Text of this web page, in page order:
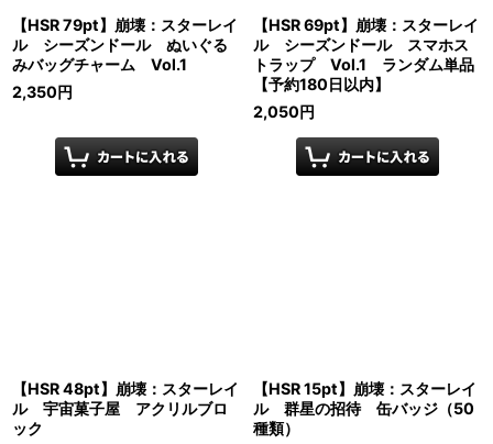
【HSR 79pt】崩壊：スターレイ
ル シーズンドール ぬいぐる
みバッグチャーム Vol.1
2,350円
【HSR 69pt】崩壊：スターレイ
ル シーズンドール スマホス
トラップ Vol.1 ランダム単品
【予約180日以内】
2,050円
【HSR 48pt】崩壊：スターレイ
ル 宇宙菓子屋 アクリルブロ
ック
【HSR 15pt】崩壊：スターレイ
ル 群星の招待 缶バッジ（50
種類）